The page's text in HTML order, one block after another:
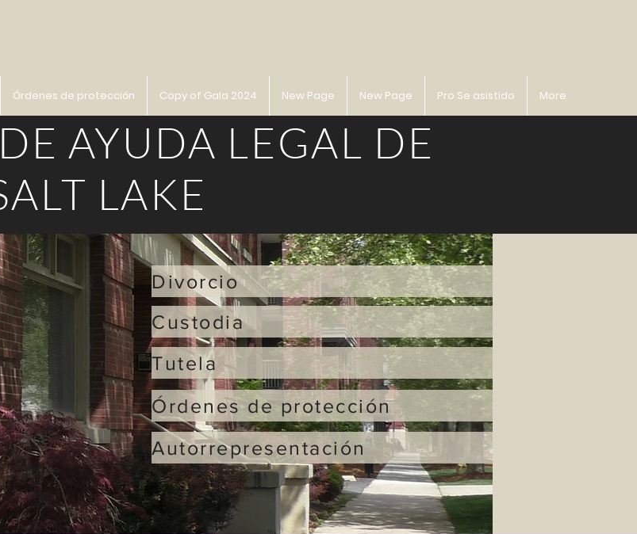
Órdenes de protección Copy of Gala 2024 New Page New Page Pro Se asistido More
AYUDA LEGAL DE
LAKE
Divorcio
Custodia
Tutela
Órdenes de protección
Autorrepresentación